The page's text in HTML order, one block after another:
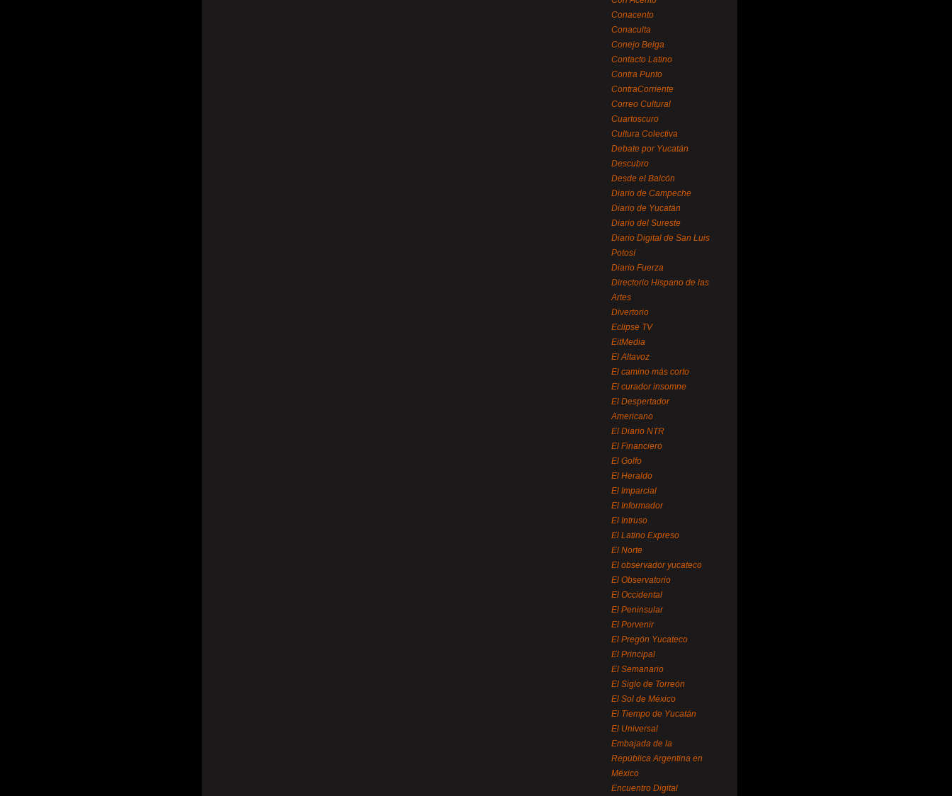
Conacento
Conaculta
Conejo Belga
Contacto Latino
Contra Punto
ContraCorriente
Correo Cultural
Cuartoscuro
Cultura Colectiva
Debate por Yucatán
Descubro
Desde el Balcón
Diario de Campeche
Diario de Yucatán
Diario del Sureste
Diario Digital de San Luis
Potosí
Diario Fuerza
Directorio Hispano de las
Artes
Divertorio
Eclipse TV
EitMedia
El Altavoz
El camino más corto
El curador insomne
El Despertador
Americano
El Diario NTR
El Financiero
El Golfo
El Heraldo
El Imparcial
El Informador
El Intruso
El Latino Expreso
El Norte
El observador yucateco
El Observatorio
El Occidental
El Peninsular
El Porvenir
El Pregón Yucateco
El Principal
El Semanario
El Siglo de Torreón
El Sol de México
El Tiempo de Yucatán
El Universal
Embajada de la
República Argentina en
México
Encuentro Digital